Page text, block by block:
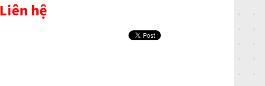
Liên hệ